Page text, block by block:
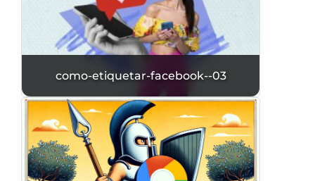
como-etiquetar-facebook--03